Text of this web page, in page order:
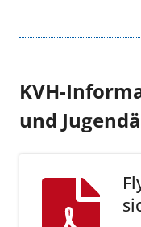
KVH-
und